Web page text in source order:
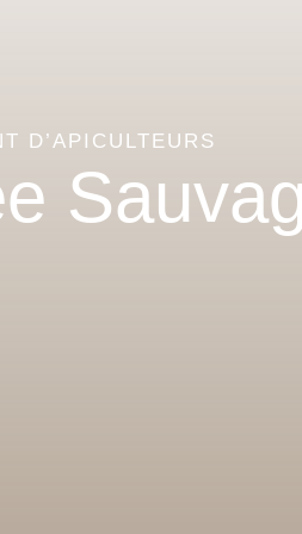
D’APICULTEURS